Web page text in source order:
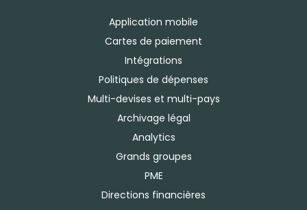
Application mobile
Cartes de paiement
Intégrations
Politiques de dépenses
Multi-devises et multi-pays
Archivage légal
Analytics
Grands groupes
PME
Directions financières